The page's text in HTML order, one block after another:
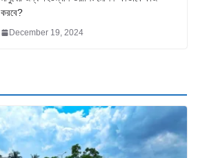
করবে?
December 19, 2024